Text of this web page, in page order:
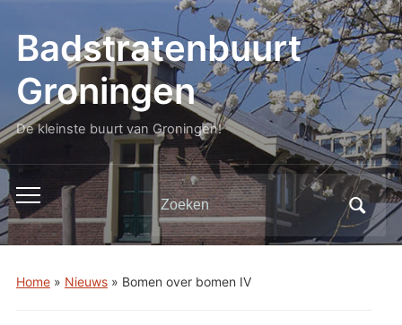
Badstratenbuurt
Groningen
De kleinste buurt van Groningen!
Toggle
mobiel
menu
Zoeken
naar:
Home» Nieuws» Bomen over bomen IV